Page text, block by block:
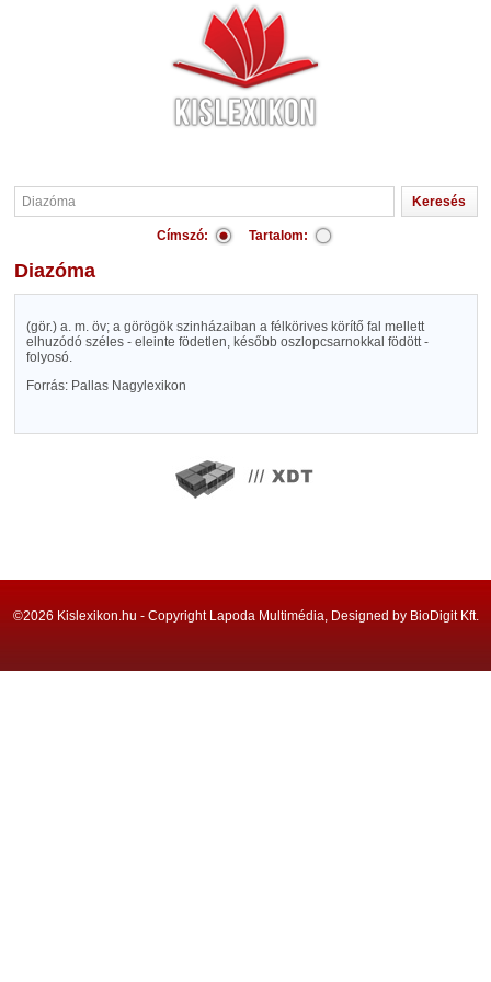
Címszó: Tartalom:
Diazóma
(gör.) a. m. öv; a görögök szinházaiban a félkörives körítő fal mellett
elhuzódó széles - eleinte födetlen, később oszlopcsarnokkal födött -
folyosó.
Forrás: Pallas Nagylexikon
©2026 Kislexikon.hu - Copyright Lapoda Multimédia, Designed by BioDigit Kft.